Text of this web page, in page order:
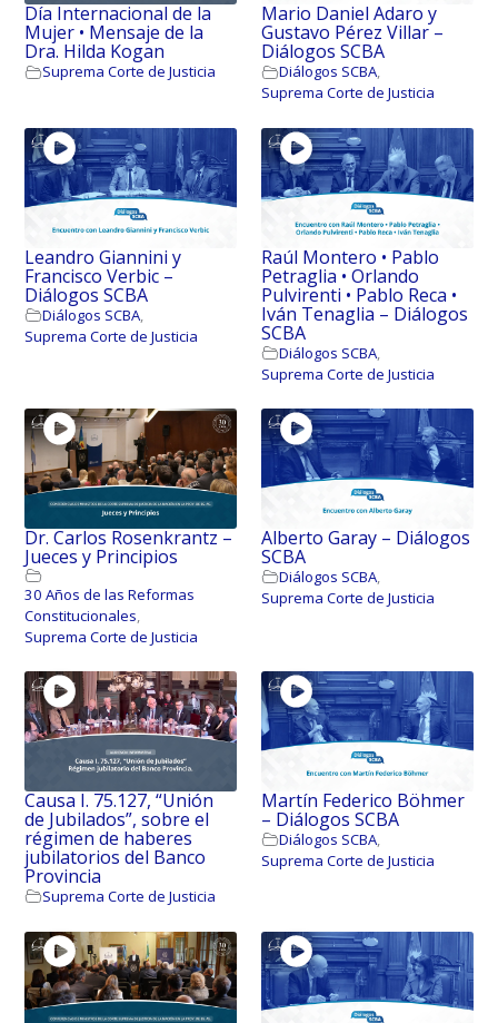
Día Internacional de la
Mujer • Mensaje de la
Dra. Hilda Kogan
Suprema Corte de Justicia
Mario Daniel Adaro y
Gustavo Pérez Villar –
Diálogos SCBA
Diálogos SCBA,
Suprema Corte de Justicia
Leandro Giannini y
Francisco Verbic –
Diálogos SCBA
Diálogos SCBA
Suprema Corte de Justicia
Raúl Montero • Pablo
Petraglia • Orlando
Pulvirenti • Pablo Reca •
Iván Tenaglia – Diálogos
SCBA
Diálogos SCBA,
Suprema Corte de Justicia
Dr. Carlos Rosenkrantz –
Jueces y Principios
30 Años de las Reformas
Constitucionales
Suprema Corte de Justicia
Alberto Garay – Diálogos
SCBA
Diálogos SCBA,
Suprema Corte de Justicia
Causa I. 75.127, “Unión
de Jubilados”, sobre el
régimen de haberes
jubilatorios del Banco
Provincia
Suprema Corte de Justicia
Martín Federico Böhmer
– Diálogos SCBA
Diálogos SCBA,
Suprema Corte de Justicia